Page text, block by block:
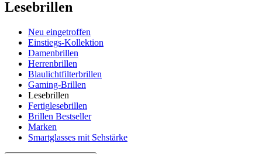
Lesebrillen
Neu eingetroffen
Einstiegs-Kollektion
Damenbrillen
Herrenbrillen
Blaulichtfilterbrillen
Gaming-Brillen
Lesebrillen
Fertiglesebrillen
Brillen Bestseller
Marken
Smartglasses mit Sehstärke